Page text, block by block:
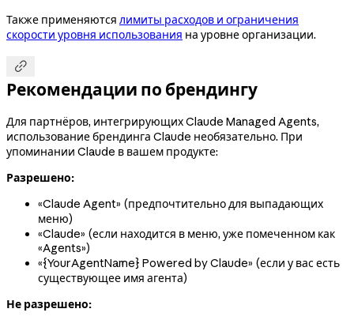
Также применяются лимиты расходов и ограничения
скорости уровня использования на уровне организации.

Рекомендации по брендингу
Для партнёров, интегрирующих Claude Managed Agents,
использование брендинга Claude необязательно. При
упоминании Claude в вашем продукте:
Разрешено:
«Claude Agent» (предпочтительно для выпадающих
меню)
«Claude» (если находится в меню, уже помеченном как
«Agents»)
«{YourAgentName} Powered by Claude» (если у вас есть
существующее имя агента)
Не разрешено: